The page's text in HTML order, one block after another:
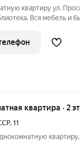
квартиру ул.
Вся мебель и
окна, удобная
квартира · 2
,11
квартиру,